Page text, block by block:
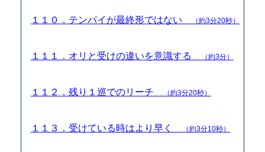
１１０．テンパイが最終形ではない （約3分20秒）
１１１．オリと受けの違いを意識する （約3分）
１１２．残り１巡でのリーチ （約3分20秒）
１１３．受けている時はより早く （約3分10秒）